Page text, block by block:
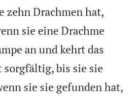
zehn Drachmen hat,
sie eine Drachme
an und kehrt das
sorgfältig, bis sie sie
sie sie gefunden hat,